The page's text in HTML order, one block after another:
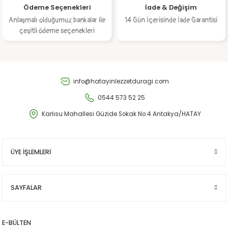
Ödeme Seçenekleri
Anlaşmalı olduğumuz bankalar ile
çeşitli ödeme seçenekleri
İade & Değişim
14 Gün İçerisinde İade Garantisi
info@hatayinlezzetduragi.com
0544 573 52 25
Karlısu Mahallesi Güzide Sokak No:4 Antakya/HATAY
ÜYE İŞLEMLERİ
SAYFALAR
E-BÜLTEN